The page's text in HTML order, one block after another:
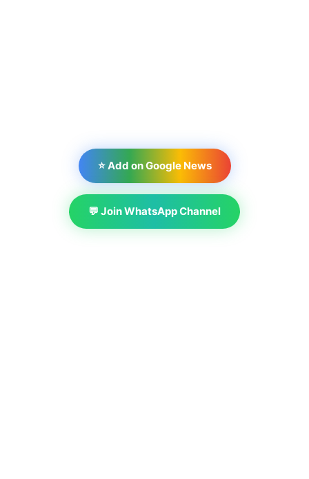
⭐ Add on Google News
💬 Join WhatsApp Channel